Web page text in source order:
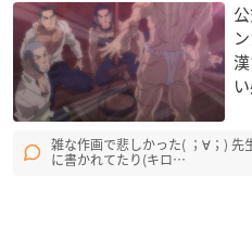
雑な作画で悲しかった( ；∀；) 先
に書かれてたり(キロ…